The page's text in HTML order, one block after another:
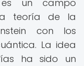
es un campo
teoría de la
con los
La idea
ha sido un